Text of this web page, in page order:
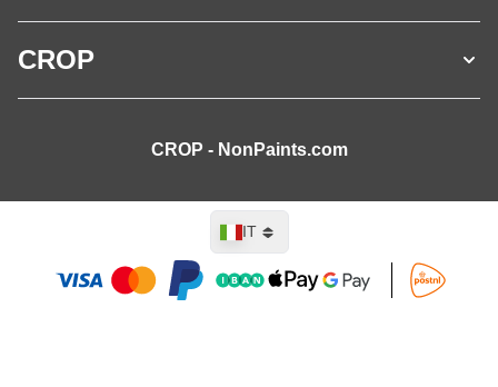
CROP
CROP - NonPaints.com
Lingua
IT